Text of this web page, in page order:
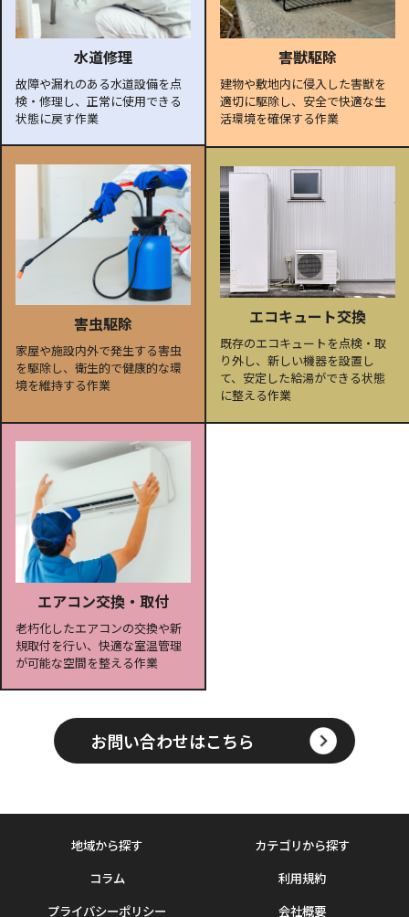
水道修理
故障や漏れのある水道設備を点
検・修理し、正常に使用できる
状態に戻す作業
害獣駆除
建物や敷地内に侵入した害獣を
適切に駆除し、安全で快適な生
活環境を確保する作業
害虫駆除
家屋や施設内外で発生する害虫
を駆除し、衛生的で健康的な環
境を維持する作業
エコキュート交換
既存のエコキュートを点検・取
り外し、新しい機器を設置し
て、安定した給湯ができる状態
に整える作業
エアコン交換・取付
老朽化したエアコンの交換や新
規取付を行い、快適な室温管理
が可能な空間を整える作業
お問い合わせはこちら
地域から探す
カテゴリから探す
コラム
利用規約
プライバシーポリシー
会社概要